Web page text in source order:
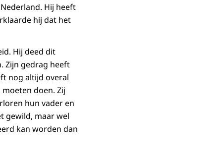
Hij heeft
hij dat het
Hij deed dit
Zijn gedrag heeft
nog altijd overal
doen. Zij
hun vader en
gewild, maar wel
kan worden dan